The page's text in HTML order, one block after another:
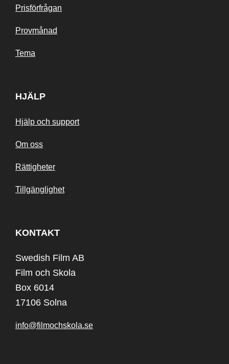
Prisförfrågan
Provmånad
Tema
HJÄLP
Hjälp och support
Om oss
Rättigheter
Tillgänglighet
KONTAKT
Swedish Film AB
Film och Skola
Box 6014
17106 Solna
info@filmochskola.se